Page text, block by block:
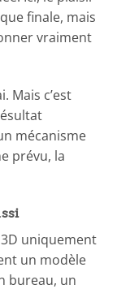
finale, mais
vraiment
Mais c’est
mécanisme
prévu, la
uniquement
un modèle
bureau, un